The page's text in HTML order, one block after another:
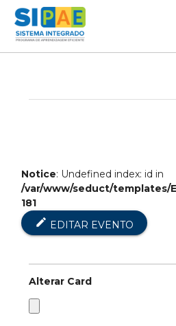
Notice: Undefined index: id in
/var/www/seduct/templates/
181
edit EDITAR EVENTO
Alterar Card